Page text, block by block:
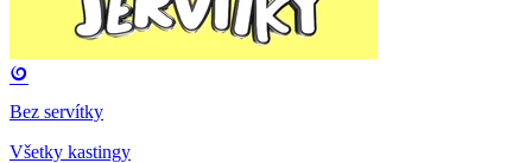
Bez servítky
Všetky kastingy